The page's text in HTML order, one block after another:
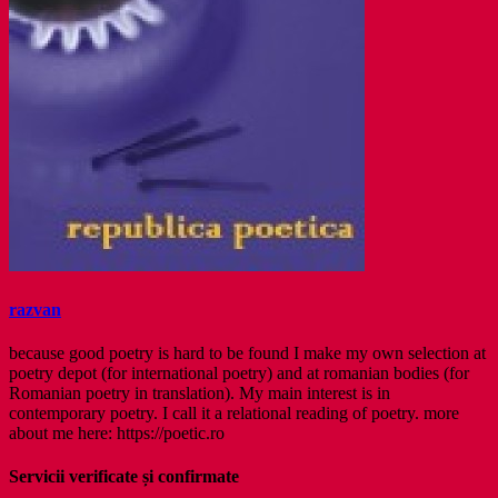
razvan
because good poetry is hard to be found I make my own selection at
poetry depot (for international poetry) and at romanian bodies (for
Romanian poetry in translation). My main interest is in
contemporary poetry. I call it a relational reading of poetry. more
about me here: https://poetic.ro
Servicii verificate și confirmate